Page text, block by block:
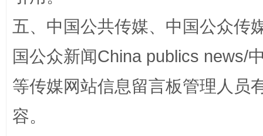
五、中国公共传媒、中国公众传
国公众新闻China publics news/
等传媒网站信息留言板管理人员
容。